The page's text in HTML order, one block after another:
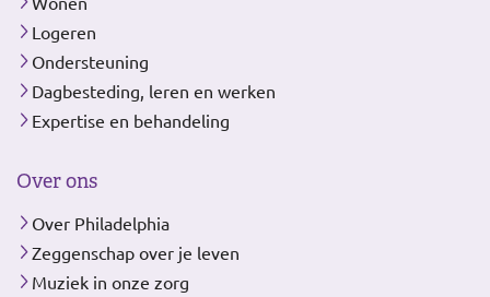
Logeren
Ondersteuning
Dagbesteding, leren en werken
Expertise en behandeling
Over ons
Over Philadelphia
Zeggenschap over je leven
Muziek in onze zorg